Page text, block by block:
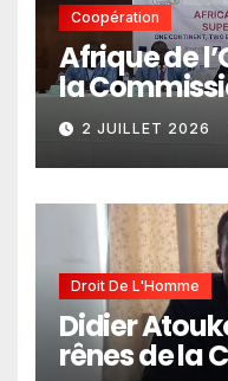
Coopération
Afrique de
la
africaine
l’intégration
climatiques
politiques
2 JUILLET 2026
Droit De L'Homme
Didier
rênes de la